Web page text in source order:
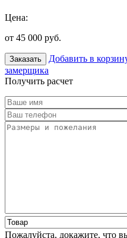
Цена:
от 45 000 руб.
Заказать Добавить в
замерщика
Получить расчет
Пожалуйста, докажите, что